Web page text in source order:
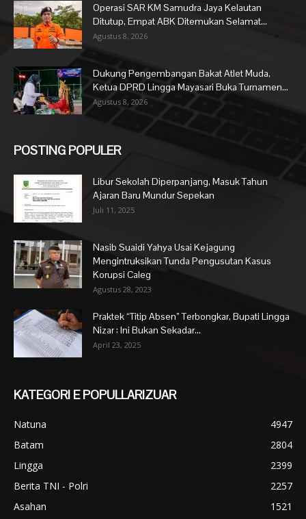
Operasi SAR KM Samudra Jaya Kelautan
Ditutup, Empat ABK Ditemukan Selamat...
Agustus 8, 2026
Dukung Pengembangan Bakat Atlet Muda,
Ketua DPRD Lingga Mayasari Buka Turnamen...
Agustus 8, 2026
POSTING POPULER
Libur Sekolah Diperpanjang, Masuk Tahun
Ajaran Baru Mundur Sepekan
Juli 11, 2025
Nasib Suaidi Yahya Usai Kejagung
Mengintruksikan Tunda Pengusutan Kasus
Korupsi Caleg
Agustus 28, 2023
Praktek “Titip Absen” Terbongkar, Bupati Lingga
Nizar : Ini Bukan Sekadar...
April 23, 2025
KATEGORI E POPULLARIZUAR
Natuna
4947
Batam
2804
Lingga
2399
Berita TNI - Polri
2257
Asahan
1521